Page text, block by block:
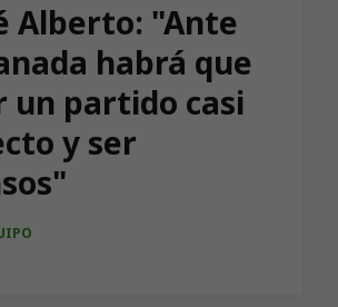
Alberto: "Ante
habrá que
un partido casi
y ser